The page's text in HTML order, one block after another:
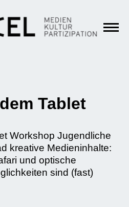
Tablet
Workshop Jugendliche
kreative Medieninhalte:
und optische
sind (fast)